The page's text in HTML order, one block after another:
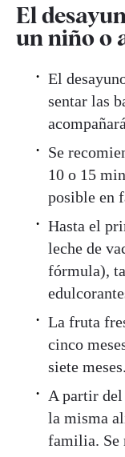
El
un niño o
El
sentar las
Se
10 o 15
posible en
Hasta el
leche de
fórmula),
La fruta
cinco
siete meses.
A partir
la misma
familia. Se